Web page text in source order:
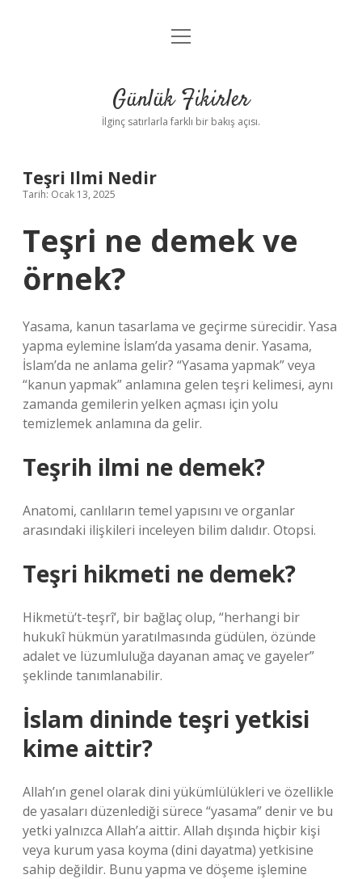
Anasayfa
Yasal Uyarı
menüyü
Günlük Fikirler
İlginç satırlarla farklı bir bakış açısı.
Teşri Ilmi Nedir
Tarih: Ocak 13, 2025
Teşri ne demek ve
örnek?
Yasama, kanun tasarlama ve geçirme sürecidir. Yasa
yapma eylemine İslam’da yasama denir. Yasama,
İslam’da ne anlama gelir? “Yasama yapmak” veya
“kanun yapmak” anlamına gelen teşri kelimesi, aynı
zamanda gemilerin yelken açması için yolu
temizlemek anlamına da gelir.
Teşrih ilmi ne demek?
Anatomi, canlıların temel yapısını ve organlar
arasındaki ilişkileri inceleyen bilim dalıdır. Otopsi.
Teşri hikmeti ne demek?
Hikmetü‘t-teşrî‘, bir bağlaç olup, “herhangi bir
hukukî hükmün yaratılmasında güdülen, özünde
adalet ve lüzumluluğa dayanan amaç ve gayeler”
şeklinde tanımlanabilir.
İslam dininde teşri yetkisi
kime aittir?
Allah’ın genel olarak dini yükümlülükleri ve özellikle
de yasaları düzenlediği sürece “yasama” denir ve bu
yetki yalnızca Allah’a aittir. Allah dışında hiçbir kişi
veya kurum yasa koyma (dini dayatma) yetkisine
sahip değildir. Bunu yapma ve döşeme işlemine